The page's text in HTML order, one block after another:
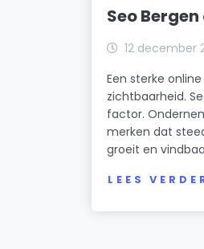
Seo
12 december
Een sterke
zichtbaarheid.
factor.
merken dat
groeit en
LEES